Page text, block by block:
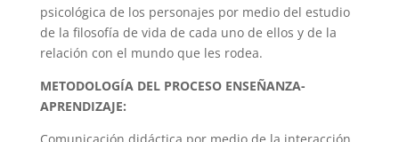
psicológica de los personajes por medio del estudio
de la filosofía de vida de cada uno de ellos y de la
relación con el mundo que les rodea.
METODOLOGÍA DEL PROCESO ENSEÑANZA-
APRENDIZAJE: